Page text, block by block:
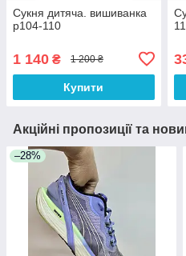
Сукня дитяча. вишиванка
р104-110
1 140 ₴ 1 200 ₴
Купити
Акційні пропозиції та
–28%